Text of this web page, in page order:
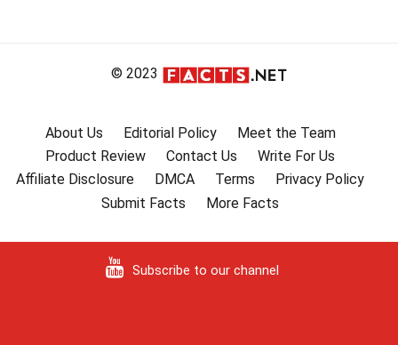
© 2023
About Us Editorial Policy
Meet the Team
Product Review
Contact Us
Write For Us
Affiliate Disclosure
DMCA Terms
Privacy Policy
Submit Facts
More Facts
Subscribe to our channel